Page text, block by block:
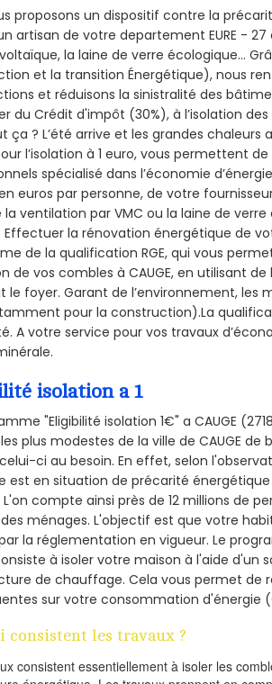
proposons un dispositif contre la
artisan de votre departement EURE -
la laine de verre écologique...
et la transition Énergétique), nous
et réduisons la sinistralité des
du Crédit d'impôt (30%), à l’isolation des
ça ? L’été arrive et les grandes chaleurs
l’isolation à 1 euro, vous permettent
spécialisé dans l’économie
euros par personne, de votre
la ventilation par VMC ou la laine de
Effectuer la rénovation énergétique de
de la qualification RGE, qui vous
de vos combles à CAUGE, en utilisant
le foyer. Garant de l’environnement, les
pour la construction).La
A votre service pour vos travaux
isolation a 1
"Eligibilité isolation 1€" a CAUGE
plus modestes de la ville de CAUGE
ci au besoin. En effet, selon
est en situation de précarité énergétique
L'on compte ainsi près de 12 millions de
des ménages.L'objectif est que votre
la réglementation en vigueur. Le
à isoler votre maison à l'aide d'un
de chauffage. Cela vous permet de
sur votre consommation d'énergie
consistent les travaux ?
consistent essentiellement à isoler les